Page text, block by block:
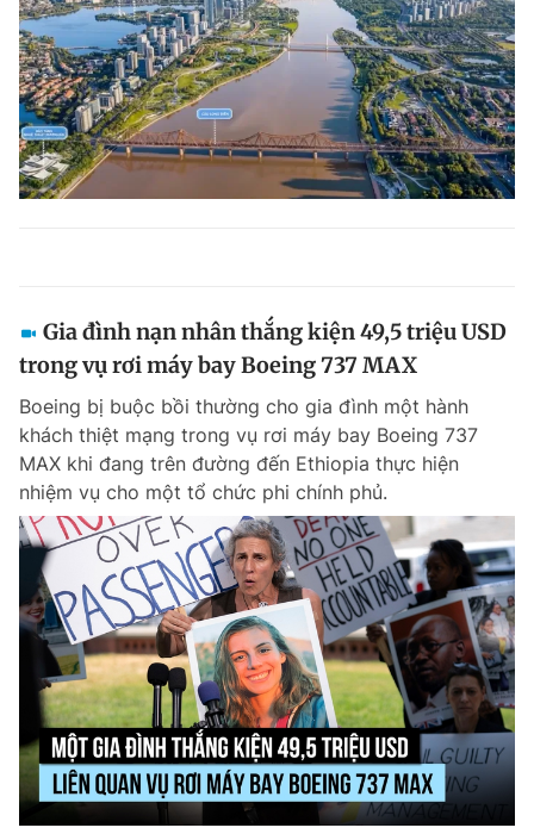
Gia đình nạn nhân thắng kiện 49,5 triệu USD
trong vụ rơi máy bay Boeing 737 MAX
Boeing bị buộc bồi thường cho gia đình một hành
khách thiệt mạng trong vụ rơi máy bay Boeing 737
MAX khi đang trên đường đến Ethiopia thực hiện
nhiệm vụ cho một tổ chức phi chính phủ.